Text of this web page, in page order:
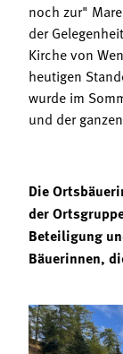
noch zur"
der
Kirche von
heutigen
wurde im
und der
Die
der
Beteiligung
Bäuerinnen,